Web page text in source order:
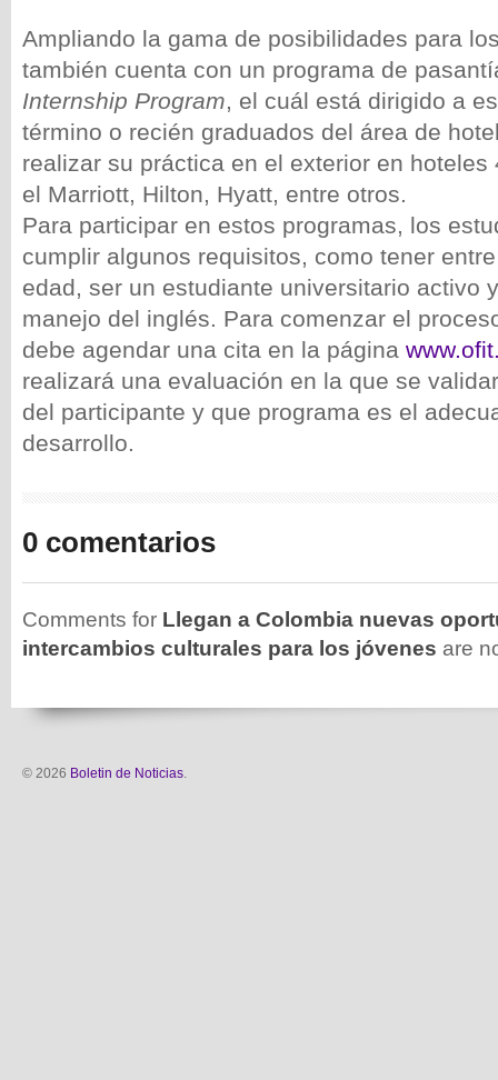
Ampliando la gama de posibilidades para
también cuenta con un programa de
Internship Program, el cuál está dirigido a
término o recién graduados del área de
realizar su práctica en el exterior en
el Marriott, Hilton, Hyatt, entre otros.
Para participar en estos programas, los
cumplir algunos requisitos, como tener
edad, ser un estudiante universitario activo
manejo del inglés. Para comenzar el
debe agendar una cita en la página
realizará una evaluación en la que se
del participante y que programa es el
desarrollo.
0 comentarios
Comments for Llegan a Colombia nuevas
intercambios culturales para los jóvenes are
© 2026 Boletin de Noticias.